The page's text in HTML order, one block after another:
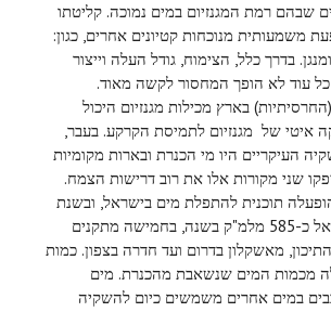
שבהם רמת המגנזיום במים נמוכה. קליטתו
משמעותית מנוכחות קטיונים אחרים, כגון:
בדרך כלל, הצימוח, גודל העלה וייצור
כל עוד לא הופך המחסור לקשה מאוד.
בארץ מכילות מגנזיום היכול
של מגנזיום לתמיסת הקרקע. בעבר,
העיקריים היו מי הכנרת ובארות מקומיות
שני מקורות אלו את רוב דרישות הצמח.
תוכנית להתפלת מים בישראל, ובשנת
2014 יותפלו בישראל כ-585 מלמ"ק בשנה, בחמישה מתקנים
מאשקלון בדרום ועד חדרה בצפון. כמות
מכמות המים שנשאבת מהכנרת. מים
במים אחרים משמשים כיום להשקיה